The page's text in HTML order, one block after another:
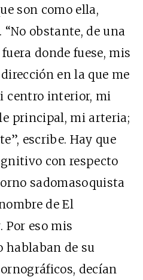
son como ella,
obstante, de una
donde fuese, mis
en la que me
centro interior, mi
principal, mi arteria;
escribe. Hay que
con respecto
sadomasoquista
de El
Por eso mis
hablaban de su
decían